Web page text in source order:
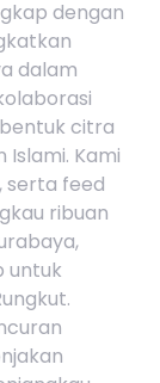
dengan
dalam
citra
Kami
serta feed
ribuan
untuk